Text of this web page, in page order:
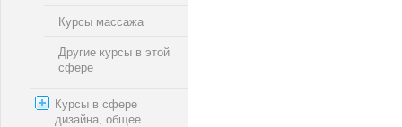
Курсы массажа
Другие курсы в этой
сфере
Курсы в сфере
дизайна, общее